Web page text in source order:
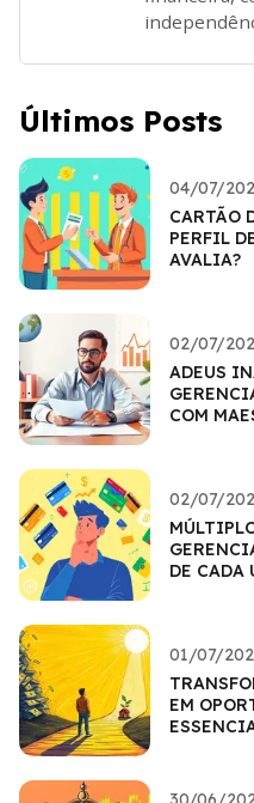
Últimos Posts
04/07/
CARTÃO
PERFIL
AVALIA?
02/07/
ADEUS
COM
02/07/
DE CADA
01/07/
EM